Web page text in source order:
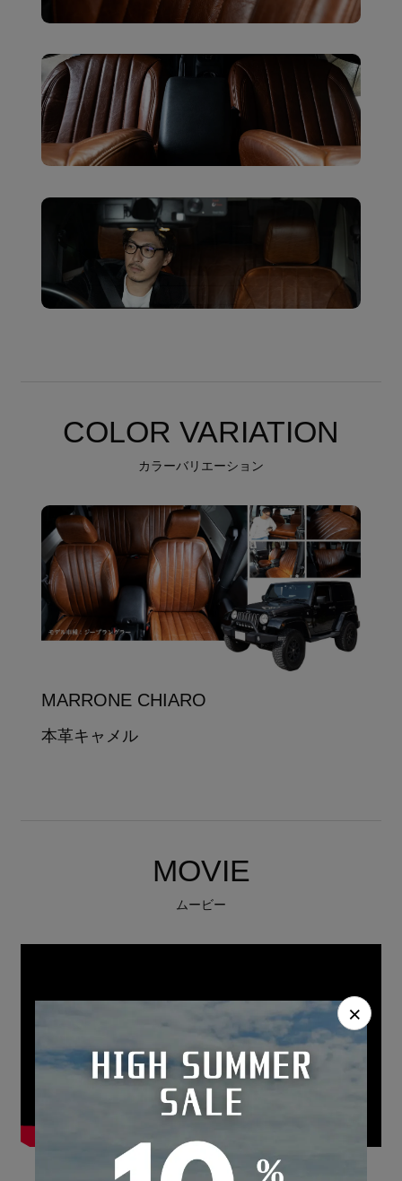
COLOR VARIATION
カラーバリエーション
MARRONE CHIARO
本革キャメル
MOVIE
ムービー
×